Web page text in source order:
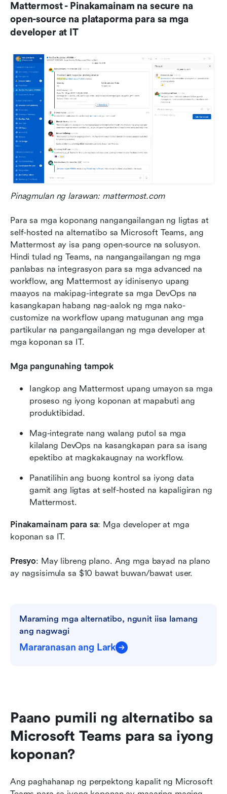
Mattermost - Pinakamainam na secure na
open-source na plataporma para sa mga
developer at IT
Pinagmulan ng larawan: mattermost.com
Para sa mga koponang nangangailangan ng ligtas at
self-hosted na alternatibo sa Microsoft Teams, ang
Mattermost ay isa pang open-source na solusyon.
Hindi tulad ng Teams, na nangangailangan ng mga
panlabas na integrasyon para sa mga advanced na
workflow, ang Mattermost ay idinisenyo upang
maayos na makipag-integrate sa mga DevOps na
kasangkapan habang nag-aalok ng mga nako-
customize na workflow upang matugunan ang mga
partikular na pangangailangan ng mga developer at
mga koponan sa IT.
Mga pangunahing tampok
Iangkop ang Mattermost upang umayon sa mga
proseso ng iyong koponan at mapabuti ang
produktibidad.
Mag-integrate nang walang putol sa mga
kilalang DevOps na kasangkapan para sa isang
epektibo at magkakaugnay na workflow.
Panatilihin ang buong kontrol sa iyong data
gamit ang ligtas at self-hosted na kapaligiran ng
Mattermost.
Pinakamainam para sa: Mga developer at mga
koponan sa IT.
Presyo: May libreng plano. Ang mga bayad na plano
ay nagsisimula sa $10 bawat buwan/bawat user.
Maraming mga alternatibo, ngunit iisa lamang
ang nagwagi
Mararanasan ang Lark
Paano pumili ng alternatibo sa
Microsoft Teams para sa iyong
koponan?
Ang paghahanap ng perpektong kapalit ng Microsoft